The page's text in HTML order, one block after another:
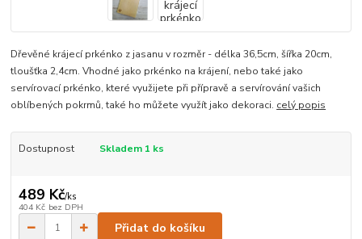
Dřevěné krájecí prkénko z jasanu v rozměr - délka 36,5cm, šířka 20cm,
tloušťka 2,4cm. Vhodné jako prkénko na krájení, nebo také jako
servírovací prkénko, které využijete při přípravě a servírování vašich
oblíbených pokrmů, také ho můžete využít jako dekoraci. celý popis
Dostupnost Skladem 1 ks
489 Kč/ks
404 Kč bez DPH
Přidat do košíku